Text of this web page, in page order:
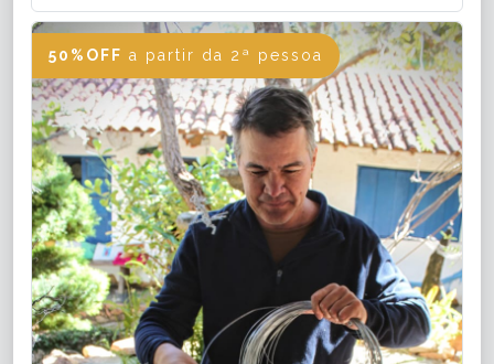
50%OFF a partir da 2ª pessoa